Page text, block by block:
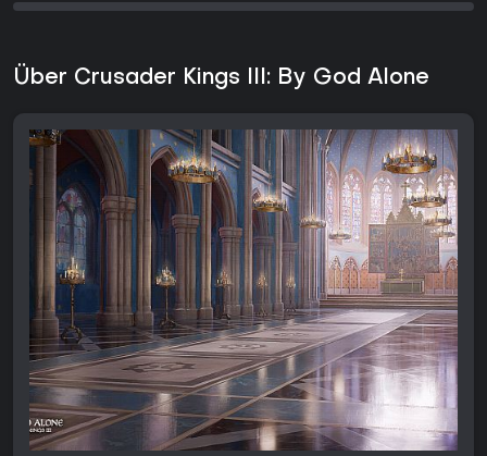
Über Crusader Kings III: By God Alone